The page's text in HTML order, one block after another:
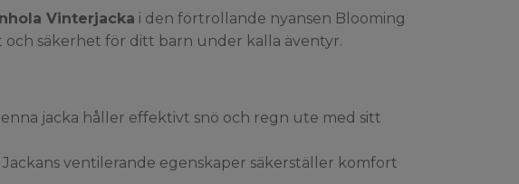
Vinterjacka i den förtrollande nyansen Blooming
och säkerhet för ditt barn under kalla äventyr.
jacka håller effektivt snö och regn ute med sitt
ventilerande egenskaper säkerställer komfort